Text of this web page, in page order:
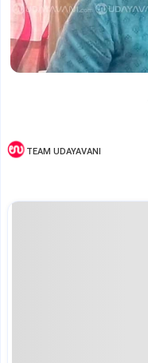
TEAM UDAYAVANI